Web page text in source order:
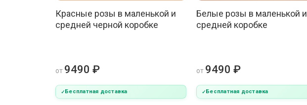
Красные розы в маленькой и
средней черной коробке
от 9490 ₽
Бесплатная доставка
Белые розы в маленькой и
средней коробке
от 9490 ₽
Бесплатная доставка